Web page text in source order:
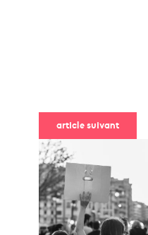
article suivant